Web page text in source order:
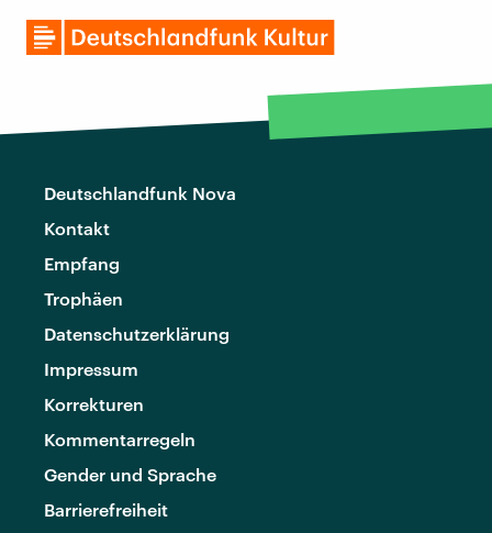
Deutschlandfunk Nova
Kontakt
Empfang
Trophäen
Datenschutzerklärung
Impressum
Korrekturen
Kommentarregeln
Gender und Sprache
Barrierefreiheit